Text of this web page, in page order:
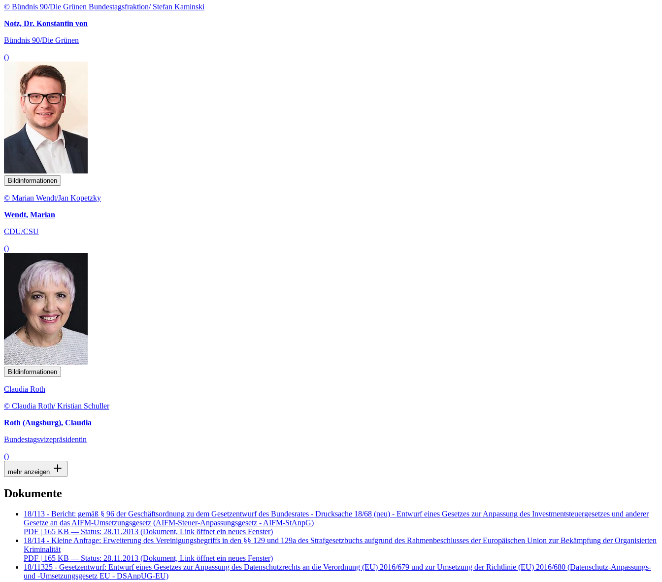
© Bündnis 90/Die Grünen Bundestagsfraktion/ Stefan Kaminski
Notz, Dr. Konstantin von
Bündnis 90/Die Grünen
()
Bildinformationen
© Marian Wendt/Jan Kopetzky
Wendt, Marian
CDU/CSU
()
Bildinformationen
Claudia Roth
© Claudia Roth/ Kristian Schuller
Roth (Augsburg), Claudia
Bundestagsvizepräsidentin
()
mehr anzeigen
Dokumente
18/113 - Bericht: gemäß § 96 der Geschäftsordnung zu dem Gesetzentwurf des Bundesrates - Drucksache 18/68 (neu) - Entwurf eines Gesetzes zur Anpassung des Investmentsteuergesetzes und anderer
Gesetze an das AIFM-Umsetzungsgesetz (AIFM-Steuer-Anpassungsgesetz - AIFM-StAnpG)
PDF | 165 KB — Status: 28.11.2013 (Dokument, Link öffnet ein neues Fenster)
18/114 - Kleine Anfrage: Erweiterung des Vereinigungsbegriffs in den §§ 129 und 129a des Strafgesetzbuchs aufgrund des Rahmenbeschlusses der Europäischen Union zur Bekämpfung der Organisierten
Kriminalität
PDF | 165 KB — Status: 28.11.2013 (Dokument, Link öffnet ein neues Fenster)
18/11325 - Gesetzentwurf: Entwurf eines Gesetzes zur Anpassung des Datenschutzrechts an die Verordnung (EU) 2016/679 und zur Umsetzung der Richtlinie (EU) 2016/680 (Datenschutz-Anpassungs-
und -Umsetzungsgesetz EU - DSAnpUG-EU)